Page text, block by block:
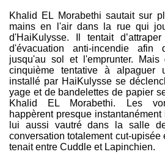
Khalid EL Morabethi sautait sur
mains en l'air dans la rue qui
d'HaiKulysse. Il tentait
d'évacuation anti-incendie
jusqu'au sol et l'emprunter.
cinquième tentative à alpaguer
installé par HaiKulysse se
yage et de bandelettes de papier
Khalid EL Morabethi. Les
happèrent presque
lui aussi vautré dans la salle
conversation totalement cut-
tenait entre Cuddle et Lapinchien.